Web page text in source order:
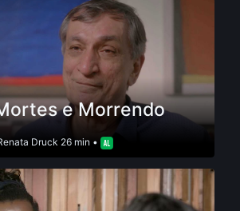
e Morrendo
Druck 26 min •